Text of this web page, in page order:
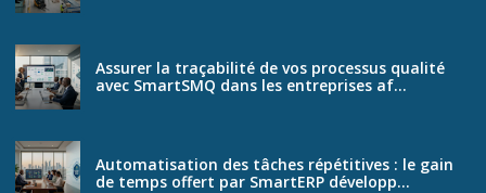
Assurer la traçabilité de vos processus qualité
avec SmartSMQ dans les entreprises af...
Automatisation des tâches répétitives : le gain
de temps offert par SmartERP développ...